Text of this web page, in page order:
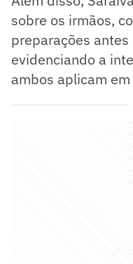
sobre os irmãos,
preparações
evidenciando a
ambos aplicam